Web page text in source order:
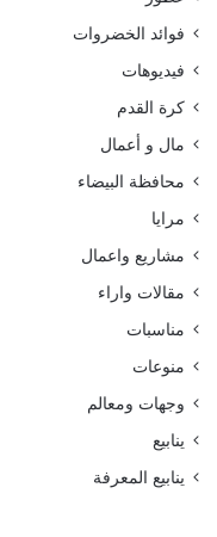
فوائد الخضروات
فيديوهات
كرة القدم
مال و أعمال
محافظة البيضاء
مرايا
مشاريع واعمال
مقالات واراء
مناسبات
منوعات
وجهات ومعالم
ينابيع
ينابيع المعرفة